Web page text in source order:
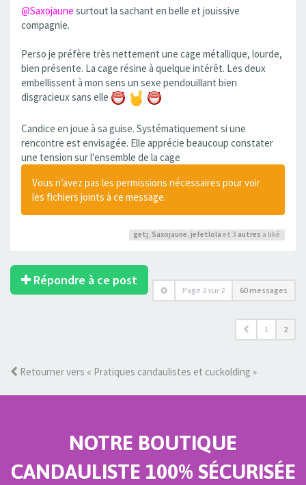
@Saxojaune surtout la sachant en belle et jouissive
compagnie.
Perso je préfère très nettement une cage métallique, lourde,
bien présente. La cage résine à quelque intérêt. Les deux
embellissent à mon sens un sexe pendouillant bien
disgracieux sans elle
Candice en joue à sa guise. Systématiquement si une
rencontre est envisagée. Elle apprécie beaucoup constater
une tension sur l'ensemble de la cage
Vous n’avez pas les permissions nécessaires pour voir
les fichiers joints à ce message.
getj, Saxojaune, jefetlola et 3 autres a liké
Répondre à ce post
Page 2 sur 2 60 messages
1 2
Retourner vers « Pratiques candaulistes et cuckolding »
NOTRE BOUTIQUE
CANDAULISTE 100% SÉCURISÉE